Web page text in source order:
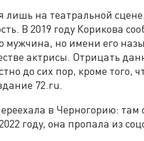
лишь на театральной
В 2019 году Корикова
но имени его
актрисы. Отрицать
до сих пор, кроме того,
72.ru.
в Черногорию:
году, она пропала из